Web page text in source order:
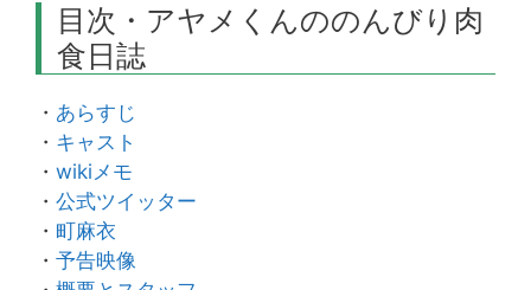
目次・アヤメくんののんびり肉
食日誌
・ あらすじ
・ キャスト
・ wikiメモ
・ 公式ツイッター
・ 町麻衣
・ 予告映像